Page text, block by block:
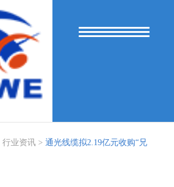
行业资讯 > 通光线缆拟2.19亿元收购“兄